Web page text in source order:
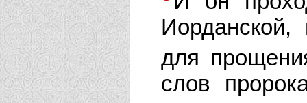
Иорданской,
для
слов